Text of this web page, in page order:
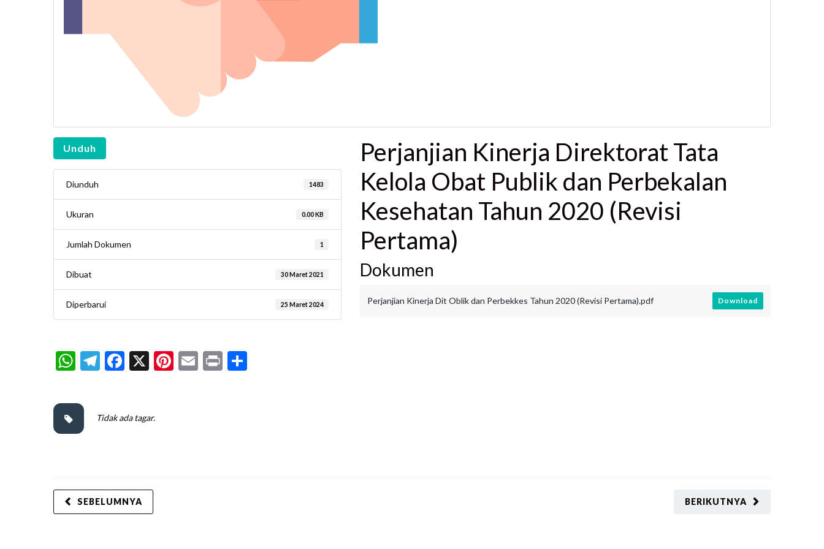
Unduh
Diunduh 1483
Ukuran 0.00 KB
Jumlah Dokumen 1
Dibuat 30 Maret 2021
Diperbarui 25 Maret 2024
Perjanjian Kinerja Direktorat Tata
Kelola Obat Publik dan Perbekalan
Kesehatan Tahun 2020 (Revisi
Pertama)
Dokumen
Perjanjian Kinerja Dit Oblik dan Perbekkes Tahun 2020 (Revisi Pertama).pdf Download
WhatsApp
Telegram
Facebook
X Pinterest
Email
Print
Tidak ada tagar.
BERIKUTNYA
SEBELUMNYA